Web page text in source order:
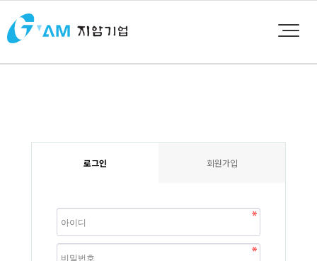
로그인 회원가입